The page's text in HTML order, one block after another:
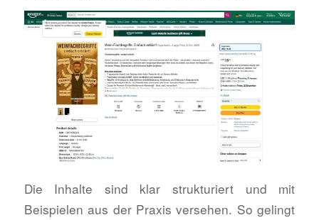
Die Inhalte sind klar strukturiert und mit
Beispielen aus der Praxis versehen. So gelingt